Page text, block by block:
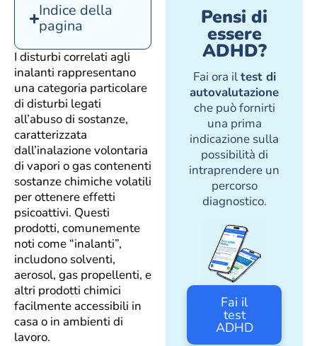
Indice della
pagina
I disturbi correlati agli
inalanti rappresentano
una categoria particolare
di disturbi legati
all’abuso di sostanze,
caratterizzata
dall’inalazione volontaria
di vapori o gas contenenti
sostanze chimiche volatili
per ottenere effetti
psicoattivi. Questi
prodotti, comunemente
noti come “inalanti”,
includono solventi,
aerosol, gas propellenti, e
altri prodotti chimici
facilmente accessibili in
casa o in ambienti di
lavoro.
Pensi di
essere
ADHD?
Fai ora iltest di
autovalutazione
che può fornirti
una prima
indicazione sulla
possibilità di
intraprendere un
percorso
diagnostico.
Fai il
test
ADHD